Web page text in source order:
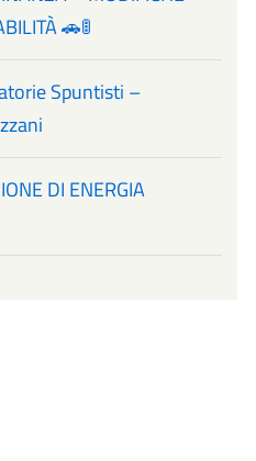
🚗🚦
Spuntisti –
DI ENERGIA